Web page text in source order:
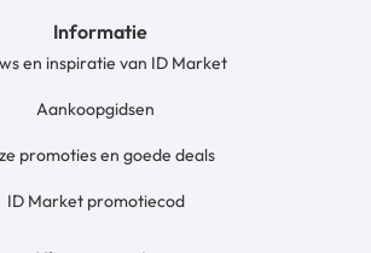
Informatie
en inspiratie van ID Market
Aankoopgidsen
promoties en goede deals
ID Market promotiecod